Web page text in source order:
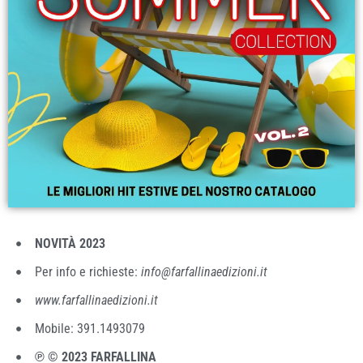
NOVITÀ 2023
Per info e richieste: info@farfallinaedizioni.it
www.farfallinaedizioni.it
Mobile: 391.1493079
℗ © 2023 FARFALLINA